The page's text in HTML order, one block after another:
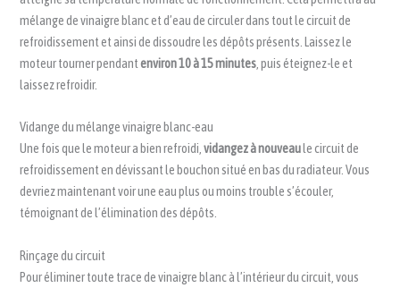
mélange de vinaigre blanc et d’eau de circuler dans tout le circuit de
refroidissement et ainsi de dissoudre les dépôts présents. Laissez le
moteur tourner pendantenviron 10 à 15 minutes , puis éteignez-le et
laissez refroidir.
Vidange du mélange vinaigre blanc-eau
Une fois que le moteur a bien refroidi,vidangez à nouveaule circuit de
refroidissement en dévissant le bouchon situé en bas du radiateur. Vous
devriez maintenant voir une eau plus ou moins trouble s’écouler,
témoignant de l’élimination des dépôts.
Rinçage du circuit
Pour éliminer toute trace de vinaigre blanc à l’intérieur du circuit, vous